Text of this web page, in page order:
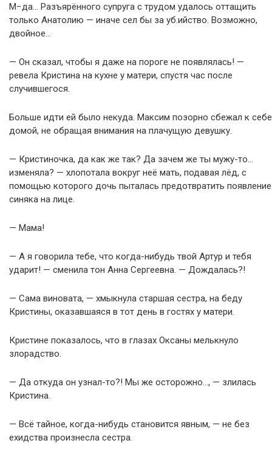
М−да… Разъярённого супруга с трудом удалось оттащить
только Анатолию — иначе сел бы за уб.ийство. Возможно,
двойное…
— Он сказал, чтобы я даже на пороге не появлялась! —
ревела Кристина на кухне у матери, спустя час после
случившегося.
Больше идти ей было некуда. Максим позорно сбежал к себе
домой, не обращая внимания на плачущую девушку.
— Кристиночка, да как же так? Да зачем же ты мужу-то…
изменяла? — хлопотала вокруг неё мать, подавая лёд, с
помощью которого дочь пыталась предотвратить появление
синяка на лице.
— Мама!
— А я говорила тебе, что когда-нибудь твой Артур и тебя
ударит! — сменила тон Анна Сергеевна. — Дождалась?!
— Сама виновата, — хмыкнула старшая сестра, на беду
Кристины, оказавшаяся в тот день в гостях у матери.
Кристине показалось, что в глазах Оксаны мелькнуло
злорадство.
— Да откуда он узнал-то?! Мы же осторожно…, — злилась
Кристина.
— Всё тайное, когда-нибудь становится явным, — не без
ехидства произнесла сестра.